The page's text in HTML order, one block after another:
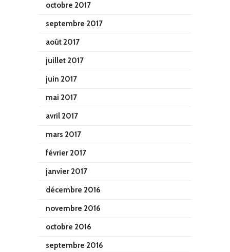
octobre 2017
septembre 2017
août 2017
juillet 2017
juin 2017
mai 2017
avril 2017
mars 2017
février 2017
janvier 2017
décembre 2016
novembre 2016
octobre 2016
septembre 2016